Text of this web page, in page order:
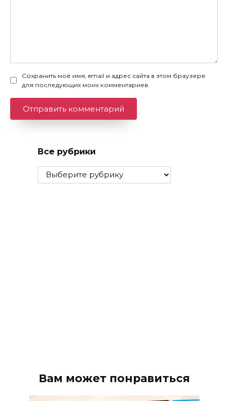
Сохранить моё имя, email и адрес сайта в этом браузере
для последующих моих комментариев.
Все рубрики
Все
рубрики
Вам может понравиться